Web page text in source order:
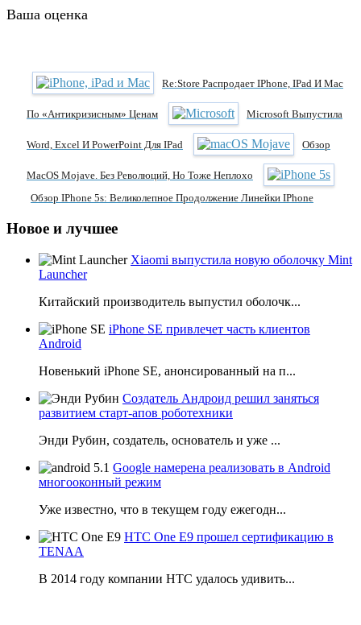
Ваша оценка
Re:Store Распродает IPhone, IPad И Mac
По «антикризисным» Ценам Microsoft Выпустила
Word, Excel И PowerPoint Для IPad Обзор
MacOS Mojave. Без Революций, Но Тоже Неплохо
Обзор IPhone 5s: Великолепное Продолжение Линейки IPhone
Новое и лучшее
Xiaomi выпустила новую оболочку Mint
Launcher
Китайский производитель выпустил оболочк...
iPhone SE привлечет часть клиентов
Android
Новенький iPhone SE, анонсированный на п...
Создатель Андроид решил заняться
развитием старт-апов роботехники
Энди Рубин, создатель, основатель и уже ...
Google намерена реализовать в Android
многооконный режим
Уже известно, что в текущем году ежегодн...
HTC One E9 прошел сертификацию в
TENAA
В 2014 году компании НТС удалось удивить...